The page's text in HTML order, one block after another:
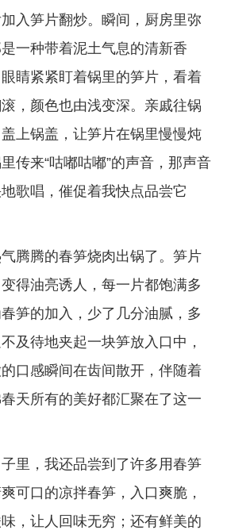
入笋片翻炒。瞬间，厨房里弥
一种带着泥土气息的清新香
睛紧紧盯着锅里的笋片，看着
，颜色也由浅变深。亲戚往锅
上锅盖，让笋片在锅里慢慢炖
传来“咕嘟咕嘟”的声音，那声音
歌唱，催促着我快点品尝它
腾腾的春笋烧肉出锅了。笋片
得油亮诱人，每一片都饱满多
笋的加入，少了几分油腻，多
及待地夹起一块笋放入口中，
口感瞬间在齿间散开，伴随着
天所有的美好都汇聚在了这一
里，我还品尝到了许多用春笋
可口的凉拌春笋，入口爽脆，
，让人回味无穷；还有鲜美的